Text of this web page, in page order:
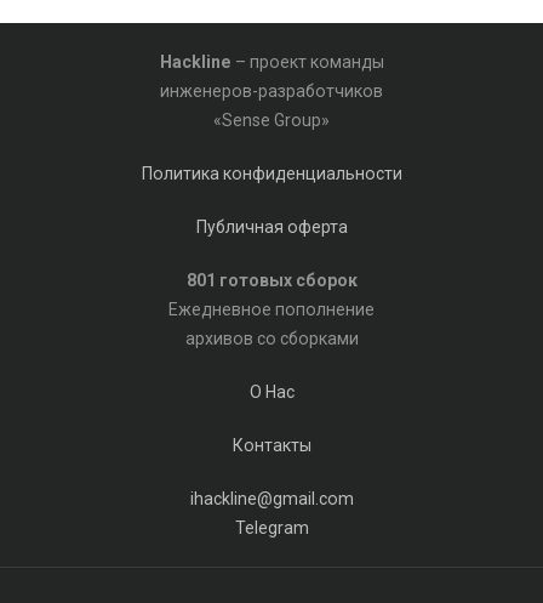
Hackline – проект команды
инженеров-разработчиков
«Sense Group»
Политика конфиденциальности
Публичная оферта
801 готовых сборок
Ежедневное пополнение
архивов со сборками
О Нас
Контакты
ihackline@gmail.com
Telegram